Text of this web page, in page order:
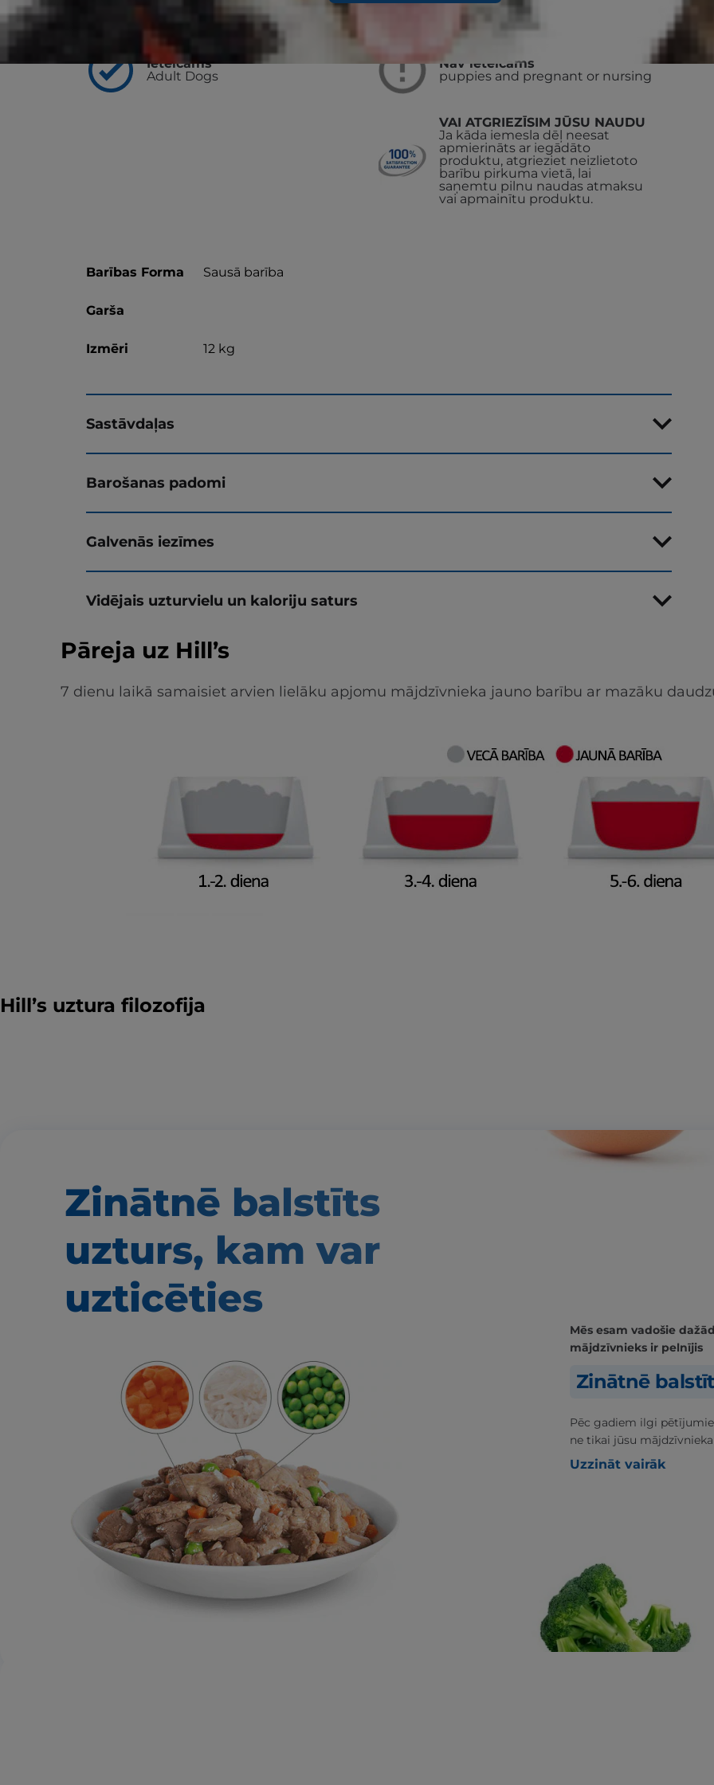
Ieteicams
Adult Dogs
Nav ieteicams
puppies and pregnant or nursing
VAI ATGRIEZĪSIM JŪSU NAUDU
Ja kāda iemesla dēļ neesat
apmierināts ar iegādāto
produktu, atgrieziet neizlietoto
barību pirkuma vietā, lai
saņemtu pilnu naudas atmaksu
vai apmainītu produktu.
Barības Forma Sausā barība
Garša
Izmēri 12 kg
Sastāvdaļas
Barošanas padomi
Galvenās iezīmes
Vidējais uzturvielu un kaloriju saturs
Pāreja uz Hill’s
7 dienu laikā samaisiet arvien lielāku apjomu mājdzīvnieka jauno barību ar mazāku
Hill’s uztura filozofija
Zinātnē balstīts
uzturs, kam var
uzticēties
Mēs esam vadošie
mājdzīvnieks ir pelnījis
Zinātnē
Pēc gadiem ilgi
ne tikai jūsu
Uzzināt vairāk